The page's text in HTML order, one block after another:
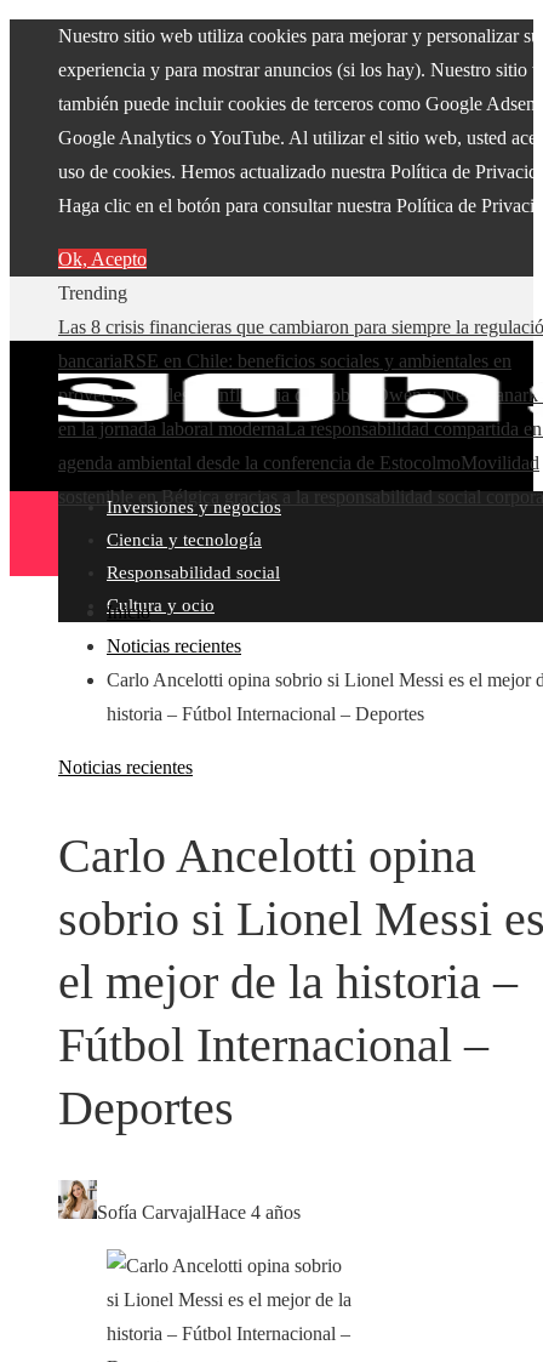
Nuestro sitio web utiliza cookies para mejorar y personalizar su
experiencia y para mostrar anuncios (si los hay). Nuestro sitio
también puede incluir cookies de terceros como Google
Google Analytics o YouTube. Al utilizar el sitio web, usted
uso de cookies. Hemos actualizado nuestra Política de
Haga clic en el botón para consultar nuestra Política de
Ok, Acepto
Trending
Las 8 crisis financieras que cambiaron para siempre la
bancariaRSE en Chile: beneficios sociales y ambientales en
proyectos locales
La influencia de Robert Owen y New
en la jornada laboral modernaLa responsabilidad compartida
agenda ambiental desde la conferencia de EstocolmoMovilidad
sostenible en Bélgica gracias a la responsabilidad social
Inversiones y negocios
Ciencia y tecnología
Responsabilidad social
Cultura y ocio
Inicio
Noticias recientes
Carlo Ancelotti opina sobrio si Lionel Messi es el mejor
historia – Fútbol Internacional – Deportes
Noticias recientes
Carlo Ancelotti opina
sobrio si Lionel Messi
el mejor de la historia –
Fútbol Internacional –
Deportes
Sofía CarvajalHace 4 años